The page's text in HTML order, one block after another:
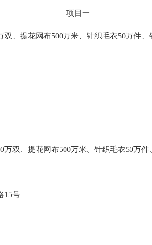
项 目一
、提花网布500万米、针织毛衣50万件、
双、提花网布500万米、针织毛衣50万件
15号